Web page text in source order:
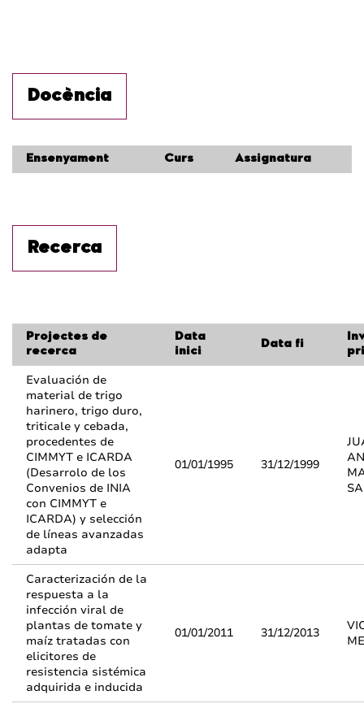
Docència
Ensenyament Curs Assignatura
Recerca
Projectes de
recerca
Data
inici
Data fi
Evaluación de
material de trigo
harinero, trigo duro,
triticale y cebada,
procedentes de
CIMMYT e ICARDA
(Desarrolo de los
Convenios de INIA
con CIMMYT e
ICARDA) y selección
de líneas avanzadas
adapta
01/01/1995 31/12/1999
Caracterización de la
respuesta a la
infección viral de
plantas de tomate y
maíz tratadas con
elicitores de
resistencia sistémica
adquirida e inducida
01/01/2011 31/12/2013